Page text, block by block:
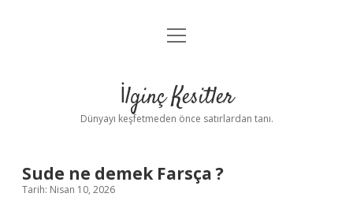
Anasayfa
Yasal Uyarı
menüyü
İlginç Kesitler
Dünyayı keşfetmeden önce satırlardan tanı.
Sude ne demek Farsça ?
Tarih: Nisan 10, 2026